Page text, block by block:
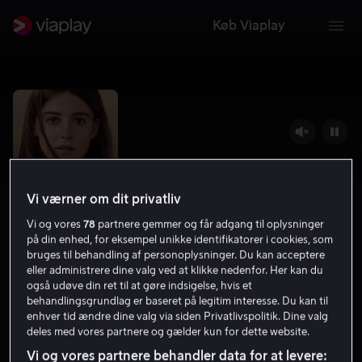
Køb Viaplay
Hvor flodkrebsene synger
7.2 Drama 2022 2 t.
11 år
HD
Vi værner om dit privatliv
Vi og vores78 partnere gemmer og får adgang til oplysninger
på din enhed, for eksempel unikke identifikatorer i cookies, som
bruges til behandling af personoplysninger. Du kan acceptere
eller administrere dine valg ved at klikke nedenfor. Her kan du
også udøve din ret til at gøre indsigelse, hvis et
behandlingsgrundlag er baseret på legitim interesse. Du kan til
enhver tid ændre dine valg via siden Privatlivspolitik. Dine valg
deles med vores partnere og gælder kun for dette website.
Vi og vores partnere behandler data for at levere: